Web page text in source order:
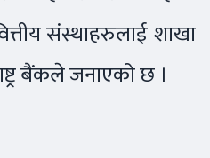
संस्थाहरुलाई शाखा
बैंकले जनाएको छ ।